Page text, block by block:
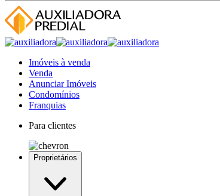
Imóveis à venda
Venda
Anunciar Imóveis
Condomínios
Franquias
Para clientes
Proprietários